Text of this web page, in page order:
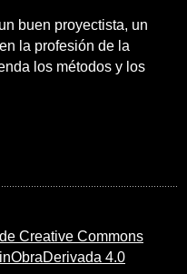
buen proyectista, un
la profesión de la
los métodos y los
Creative Commons
4.0